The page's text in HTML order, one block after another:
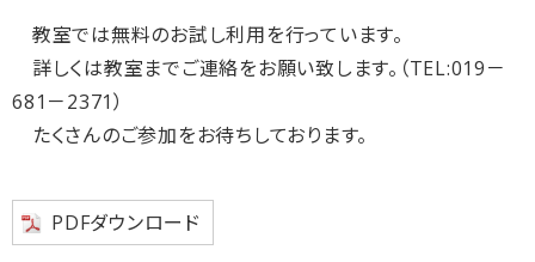
教室では無料のお試し利用を行っています。
詳しくは教室までご連絡をお願い致します。（TEL:019－
681－2371）
たくさんのご参加をお待ちしております。
PDFダウンロード